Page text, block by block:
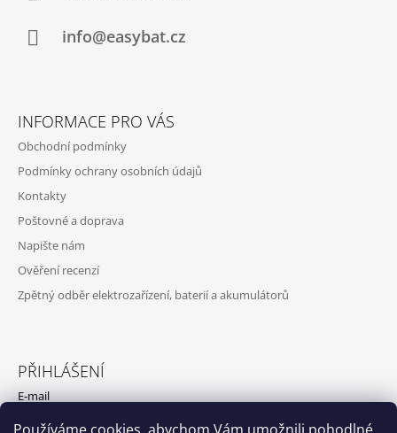
info@easybat.cz
INFORMACE PRO VÁS
Obchodní podmínky
Podmínky ochrany osobních údajů
Kontakty
Poštovné a doprava
Napište nám
Ověření recenzí
Zpětný odběr elektrozařízení, baterií a akumulátorů
PŘIHLÁŠENÍ
E-mail